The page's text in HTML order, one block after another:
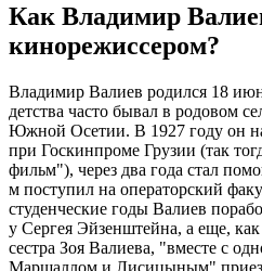
Как Владимир
кинорежиссером?
Владимир Валиев родился 18
детства часто бывал в родовом
Южной Осетии. В 1927 году он
при Госкинпроме Грузии (так
фильм"), через два года стал
м поступил на операторский
студенческие годы Валиев
у Сергея Эйзенштейна, а еще,
сестра Зоя Валиева, "вместе с
Маршаллом и Лисицыным"